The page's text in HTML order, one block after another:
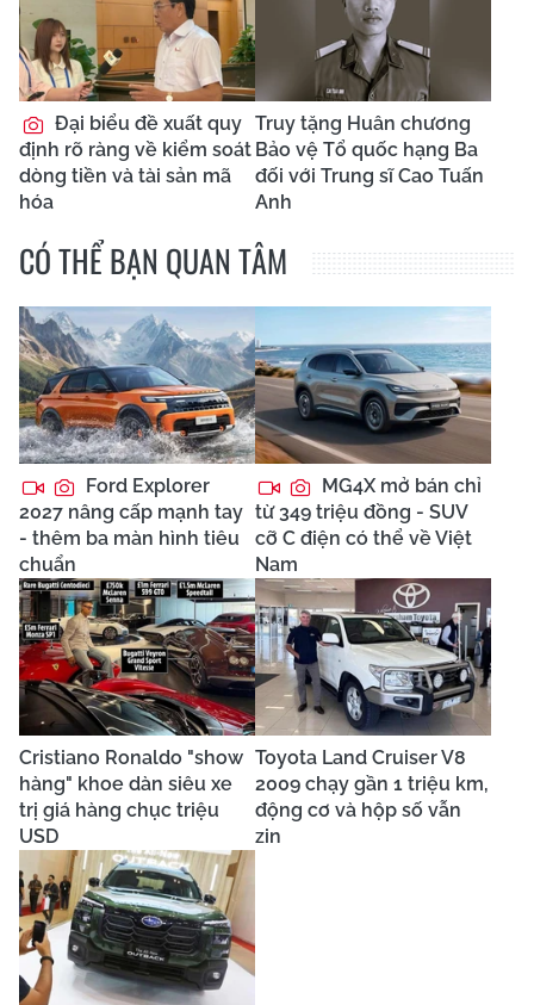
Đại biểu đề xuất quy
định rõ ràng về kiểm soát
dòng tiền và tài sản mã
hóa
Truy tặng Huân chương
Bảo vệ Tổ quốc hạng Ba
đối với Trung sĩ Cao Tuấn
Anh
CÓ THỂ BẠN QUAN TÂM
Ford Explorer
2027 nâng cấp mạnh tay
- thêm ba màn hình tiêu
chuẩn
MG4X mở bán chỉ
từ 349 triệu đồng - SUV
cỡ C điện có thể về Việt
Nam
Cristiano Ronaldo "show
hàng" khoe dàn siêu xe
trị giá hàng chục triệu
USD
Toyota Land Cruiser V8
2009 chạy gần 1 triệu km,
động cơ và hộp số vẫn
zin